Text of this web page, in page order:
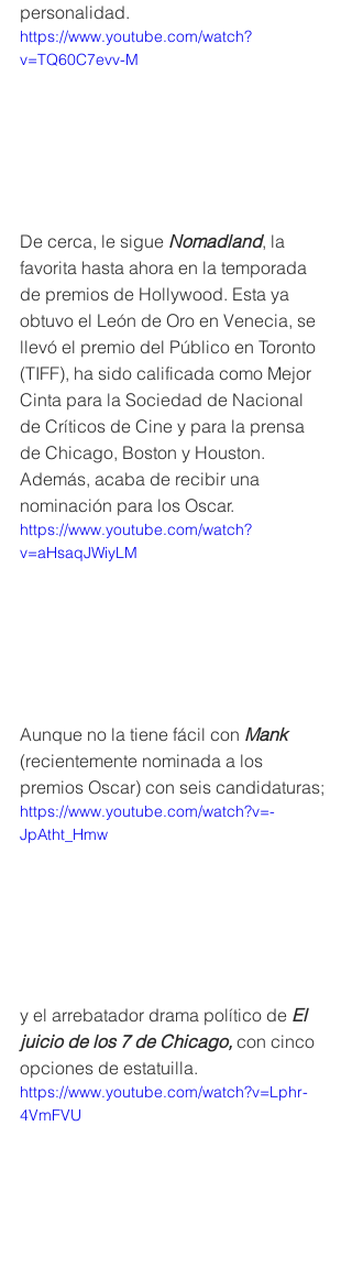
personalidad.
https://www.youtube.com/watch?
v=TQ60C7evv-M
De cerca, le sigue Nomadland, la
favorita hasta ahora en la temporada
de premios de Hollywood. Esta ya
obtuvo el León de Oro en Venecia, se
llevó el premio del Público en Toronto
(TIFF), ha sido calificada como Mejor
Cinta para la Sociedad de Nacional
de Críticos de Cine y para la prensa
de Chicago, Boston y Houston.
Además, acaba de recibir una
nominación para los Oscar.
https://www.youtube.com/watch?
v=aHsaqJWiyLM
Aunque no la tiene fácil con Mank
(recientemente nominada a los
premios Oscar) con seis candidaturas;
https://www.youtube.com/watch?v=-
JpAtht_Hmw
y el arrebatador drama político de El
juicio de los 7 de Chicago, con cinco
opciones de estatuilla.
https://www.youtube.com/watch?v=Lphr-
4VmFVU